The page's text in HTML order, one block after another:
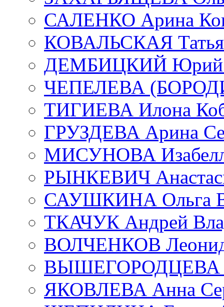
САЛЕНКО Арина
КОВАЛЬСКАЯ
ДЕМБИЦКИЙ Юрий
ЧЕПЕЛЕВА
ТИГИЕВА Илона
ГРУЗДЕВА Арина
МИСУНОВА
РЫНКЕВИЧ
САУШКИНА Ольга
ТКАЧУК Андрей
ВОЛЧЕНКОВ Леонид
ВЫШЕГОРОДЦЕВА
ЯКОВЛЕВА Анна